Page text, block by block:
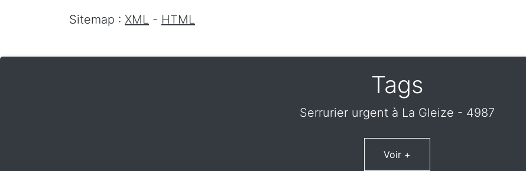
Sitemap : XML - HTML
Tags
Serrurier urgent à La Gleize - 4987
Voir +